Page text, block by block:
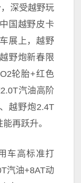
深受越野玩
中国越野皮卡
展上，越野
野炮新春限
轮胎+红色
汽油高阶
越野炮2.4T
能再跃升。
车高标准打
汽油+8AT动